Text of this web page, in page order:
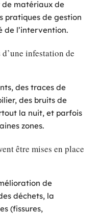
matériaux de
pratiques de gestion
de l’intervention.
infestation de
des traces de
des bruits de
la nuit, et parfois
zones.
être mises en place
de
déchets, la
(fissures,